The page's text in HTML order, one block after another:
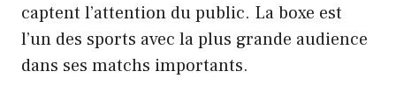
captent l’attention du public. La boxe est
l’un des sports avec la plus grande audience
dans ses matchs importants.